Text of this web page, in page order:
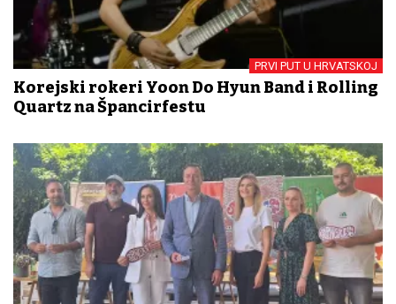
PRVI PUT U HRVATSKOJ
Korejski rokeri Yoon Do Hyun Band i Rolling
Quartz na Špancirfestu